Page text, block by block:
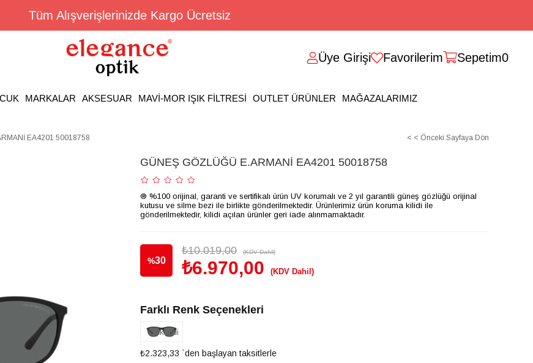
Tüm Alışverişlerinizde Kargo Ücretsiz
Üye Girişi Favorilerim Sepetim0
MARKALAR AKSESUAR MAVİ-MOR IŞIK FİLTRESİ OUTLET ÜRÜNLER MAĞAZALARIMIZ
EA4201 50018758 < < Önceki Sayfaya Dön
GÜNEŞ GÖZLÜĞÜ E.ARMANİ EA4201 50018758
® %100 orijinal, garanti ve sertifikalı ürün UV korumalı ve 2 yıl garantili güneş gözlüğü orijinal
kutusu ve silme bezi ile birlikte gönderilmektedir. Ürünlerimiz ürün koruma kilidi ile
gönderilmektedir, kilidi açılan ürünler geri iade alınmamaktadır.
%30
₺10.019,00 (KDV Dahil)
₺6.970,00 (KDV Dahil)
Farklı Renk Seçenekleri
Tükendi
₺2.323,33 `den başlayan taksitlerle